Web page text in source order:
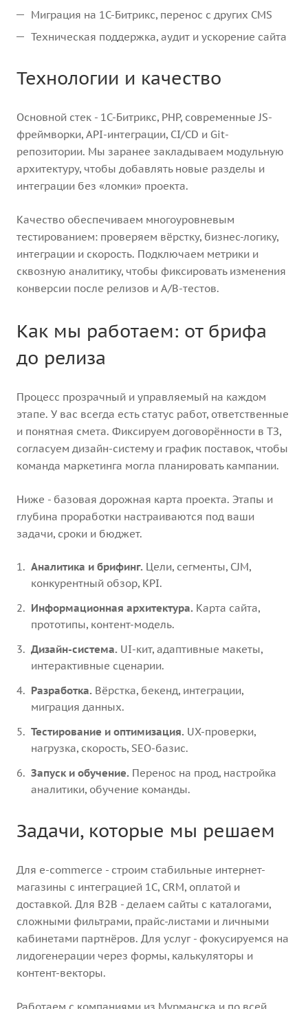
Миграция на 1С-Битрикс, перенос с других CMS
Техническая поддержка, аудит и ускорение сайта
Технологии и качество
Основной стек - 1С-Битрикс, PHP, современные JS-
фреймворки, API-интеграции, CI/CD и Git-
репозитории. Мы заранее закладываем модульную
архитектуру, чтобы добавлять новые разделы и
интеграции без «ломки» проекта.
Качество обеспечиваем многоуровневым
тестированием: проверяем вёрстку, бизнес-логику,
интеграции и скорость. Подключаем метрики и
сквозную аналитику, чтобы фиксировать изменения
конверсии после релизов и A/B-тестов.
Как мы работаем: от брифа
до релиза
Процесс прозрачный и управляемый на каждом
этапе. У вас всегда есть статус работ, ответственные
и понятная смета. Фиксируем договорённости в ТЗ,
согласуем дизайн-систему и график поставок, чтобы
команда маркетинга могла планировать кампании.
Ниже - базовая дорожная карта проекта. Этапы и
глубина проработки настраиваются под ваши
задачи, сроки и бюджет.
Аналитика и брифинг. Цели, сегменты, CJM,
конкурентный обзор, KPI.
Информационная архитектура. Карта сайта,
прототипы, контент-модель.
Дизайн-система. UI-кит, адаптивные макеты,
интерактивные сценарии.
Разработка. Вёрстка, бекенд, интеграции,
миграция данных.
Тестирование и оптимизация. UX-проверки,
нагрузка, скорость, SEO-базис.
Запуск и обучение. Перенос на прод, настройка
аналитики, обучение команды.
Задачи, которые мы решаем
Для e-commerce - строим стабильные интернет-
магазины с интеграцией 1С, CRM, оплатой и
доставкой. Для B2B - делаем сайты с каталогами,
сложными фильтрами, прайс-листами и личными
кабинетами партнёров. Для услуг - фокусируемся на
лидогенерации через формы, калькуляторы и
контент-векторы.